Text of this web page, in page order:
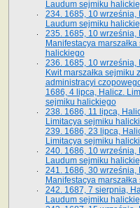
Laudum sejmiku
234. 1685, 10 września,
Laudum sejmiku
235. 1685, 10 września,
Manifestacya marszałka
halickiego
236. 1685, 10 września,
Kwit marszałka sejmiku z
administracyi
1686, 4 lipca, Halicz.
sejmiku halickiego
238. 1686, 11 lipca,
Limitacya sejmiku
239. 1686, 23 lipca,
Limitacya sejmiku
240. 1686, 10 września,
Laudum sejmiku
241. 1686, 30 września,
Manifestacya marszałka
242. 1687, 7 sierpnia,
Laudum sejmiku